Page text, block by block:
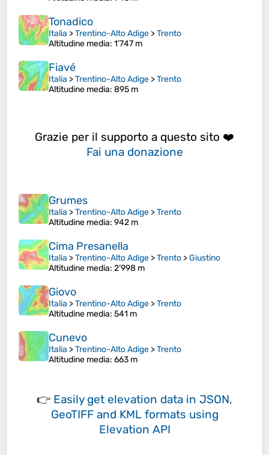
Tonadico
Italia >Trentino-Alto Adige >Trento
Altitudine media: 1’747 m
Fiavé
Italia >Trentino-Alto Adige >Trento
Altitudine media: 895 m
Grazie per il supporto a questo sito ❤️
Fai una donazione
Grumes
Italia >Trentino-Alto Adige >Trento
Altitudine media: 942 m
Cima Presanella
Italia >Trentino-Alto Adige >Trento >Giustino
Altitudine media: 2’998 m
Giovo
Italia >Trentino-Alto Adige >Trento
Altitudine media: 541 m
Cunevo
Italia >Trentino-Alto Adige >Trento
Altitudine media: 663 m
👉 Easily get elevation data in JSON,
GeoTIFF and KML formats using
Elevation API